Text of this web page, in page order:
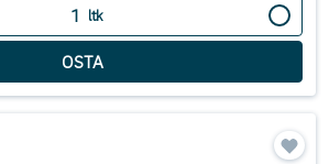
ltk